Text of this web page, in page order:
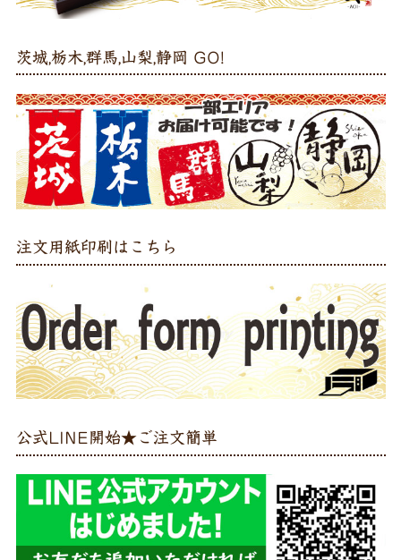
茨城,栃木,群馬,山梨,静岡 GO!
注文用紙印刷はこちら
公式LINE開始★ご注文簡単